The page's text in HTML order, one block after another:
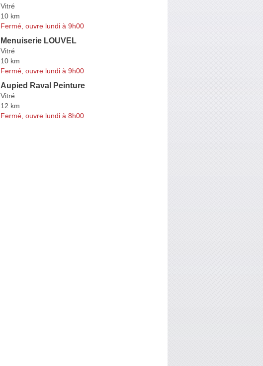
Vitré
10 km
Fermé, ouvre lundi à 9h00
Menuiserie LOUVEL
Vitré
10 km
Fermé, ouvre lundi à 9h00
Aupied Raval Peinture
Vitré
12 km
Fermé, ouvre lundi à 8h00